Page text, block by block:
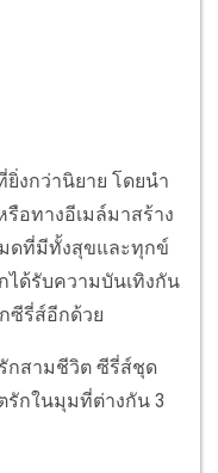
งกว่านิยาย โดยนำ
รือทางอีเมล์มาสร้าง
มดที่มีทั้งสุขและทุกข์
ได้รับความบันเทิงกัน
ซีรี่ส์อีกด้วย
กสามชีวิต ซีรี่ส์ชุด
รักในมุมที่ต่างกัน 3